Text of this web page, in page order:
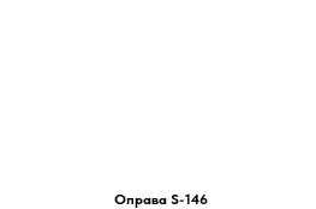
Оправа S-146